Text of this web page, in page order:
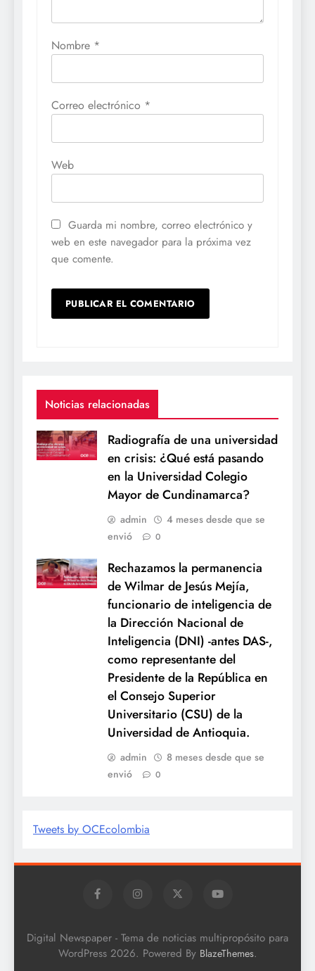
Nombre *
Correo electrónico *
Web
Guarda mi nombre, correo electrónico y
web en este navegador para la próxima vez
que comente.
Noticias relacionadas
Radiografía de una universidad
en crisis: ¿Qué está pasando
en la Universidad Colegio
Mayor de Cundinamarca?
admin
4 meses desde que se
envió
0
Rechazamos la permanencia
de Wilmar de Jesús Mejía,
funcionario de inteligencia de
la Dirección Nacional de
Inteligencia (DNI) -antes DAS-,
como representante del
Presidente de la República en
el Consejo Superior
Universitario (CSU) de la
Universidad de Antioquia.
admin
8 meses desde que se
envió
0
Tweets by OCEcolombia
Digital Newspaper - Tema de noticias multipropósito para
WordPress 2026. Powered By BlazeThemes.